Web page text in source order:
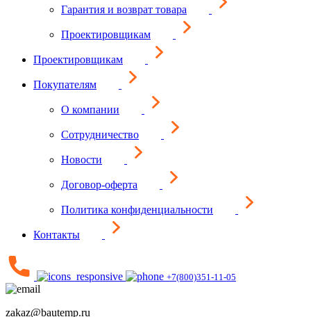
Гарантия и возврат товара
Проектировщикам
Проектировщикам
Покупателям
О компании
Сотрудничество
Новости
Договор-оферта
Политика конфиденциальности
Контакты
+7(800)351-11-05
zakaz@bautemp.ru